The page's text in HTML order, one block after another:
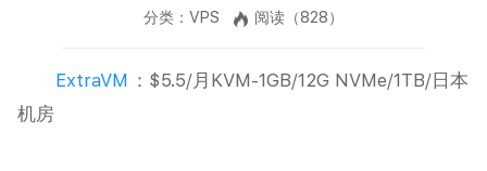
分类：VPS
阅读（828）
ExtraVM ：$5.5/月KVM-1GB/12G NVMe/1TB/日本
机房